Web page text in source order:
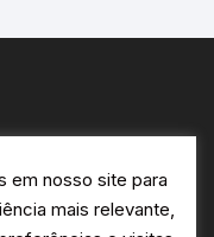
em nosso site para
mais relevante,